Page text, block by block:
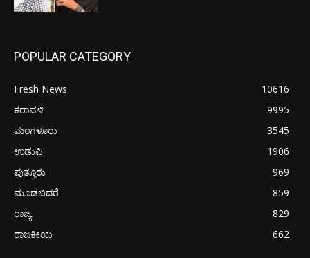
POPULAR CATEGORY
Fresh News
10616
ಕರಾವಳಿ
9995
ಮಂಗಳೂರು
3545
ಉಡುಪಿ
1906
ಪುತ್ತೂರು
969
ಮೂಡಬಿದರೆ
859
ರಾಜ್ಯ
829
ರಾಜಕೀಯ
662